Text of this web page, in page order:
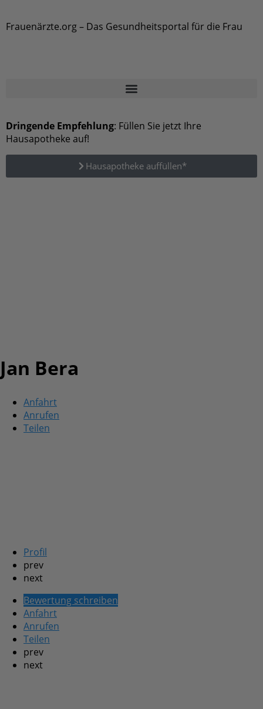
Frauenärzte.org – Das Gesundheitsportal für die Frau
Dringende Empfehlung : Füllen Sie jetzt Ihre
Hausapotheke auf!
Hausapotheke auffüllen*
Jan Bera
Anfahrt
Anrufen
Teilen
Profil
prev
next
Bewertung schreiben
Anfahrt
Anrufen
Teilen
prev
next